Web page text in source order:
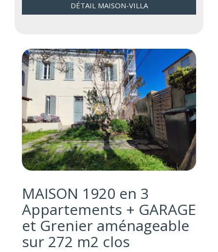
DÉTAIL MAISON-VILLA
MAISON 1920 en 3
Appartements + GARAGE
et Grenier aménageable
sur 272 m2 clos